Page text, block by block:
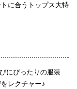
に合うトップス大特
にぴったりの服装
レクチャー♪